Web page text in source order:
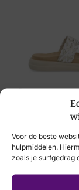
Voor de beste
hulpmiddelen.
zoals je surfgedrag
3141351
Breedtemaat
Remonte
49,95